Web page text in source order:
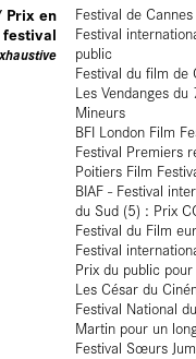
Prix en
festival
Festival de
Festival
public
Festival du film de
Les Vendanges
Mineurs
BFI London Film
Festival Premiers
Poitiers Film
BIAF - Festival
du Sud (5) : Prix
Festival du Film
Festival
Prix du public
Les César du
Festival National
Martin pour un
Festival Sœurs